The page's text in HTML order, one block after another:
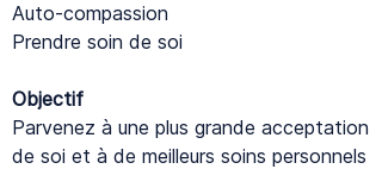
Auto-compassion
Prendre soin de soi
Objectif
Parvenez à une plus grande acceptation
de soi et à de meilleurs soins personnels